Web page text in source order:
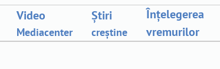
Video
Mediacenter
Știri
creștine
Înțelegerea
vremurilor